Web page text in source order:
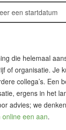
die helemaal
of organisatie. Je
collega’s. Een
ergens in het
advies; we
een aan.